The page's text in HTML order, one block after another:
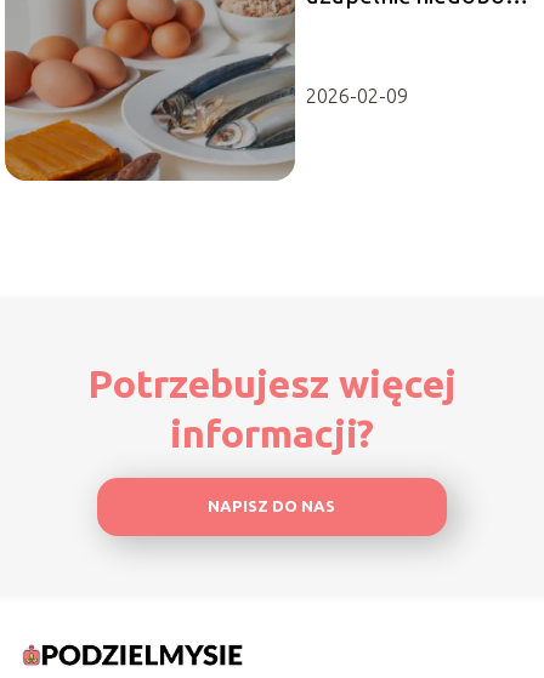
2026-02-09
Potrzebujesz więcej
informacji?
NAPISZ DO NAS